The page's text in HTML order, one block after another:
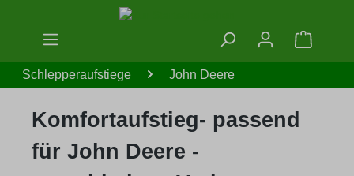
Zum Hauptinhalt springen
Schlepperaufstiege John Deere
Komfortaufstieg- passend
für John Deere -